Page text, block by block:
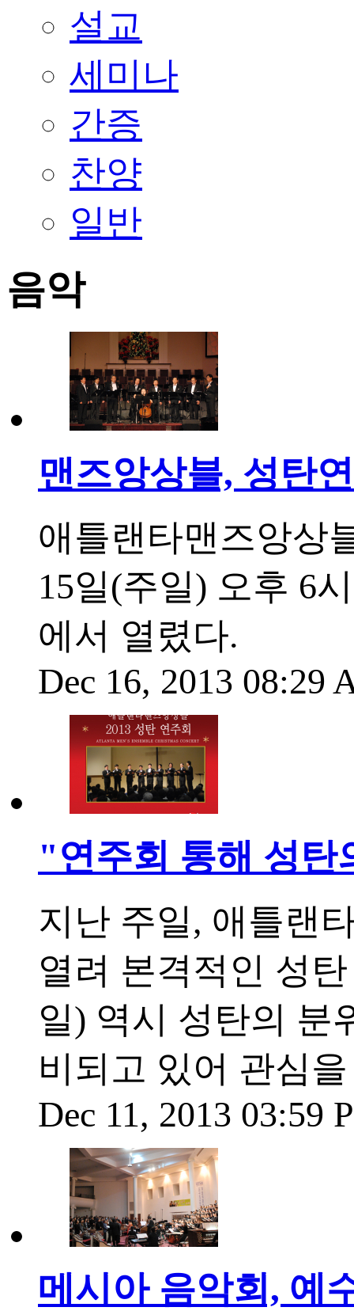
설교
세미나
간증
찬양
일반
음악
맨즈앙상블, 성탄
애틀랜타맨즈앙상
15일(주일) 오후 6
에서 열렸다.
Dec 16, 2013 08:29
"연주회 통해 성탄
지난 주일, 애틀랜
열려 본격적인 성
일) 역시 성탄의 분
비되고 있어 관심
Dec 11, 2013 03:59
메시아 음악회, 예